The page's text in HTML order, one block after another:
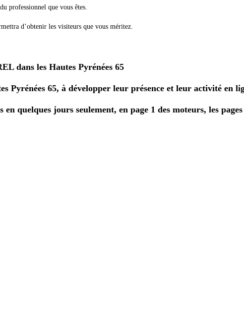
professionnel que vous êtes.
d’obtenir les visiteurs que vous méritez.
dans les Hautes Pyrénées 65
Pyrénées 65, à développer leur présence et leur activité en
quelques jours seulement, en page 1 des moteurs, les